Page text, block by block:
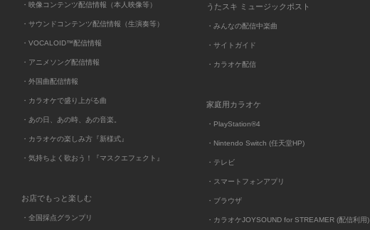
・映像コンテンツ配信情報（本人映像等）
・サウンドコンテンツ配信情報（生演奏等）
・VOCALOID™配信情報
・アニメソング配信情報
・外国曲配信情報
・カラオケで盛り上がる曲
・あの日、あの時、あの音楽。
・カラオケの楽しみ方『新様式』
・気持ちよく歌おう！『マスクエフェクト』
お店でもっと楽しむ
・全国採点グランプリ
うたスキ ミュージックポスト
・みんなの配信中楽曲
・サイトガイド
・カラオケ配信
家庭用カラオケ
・PlayStation®4
・Nintendo Switch (任天堂HP)
・テレビ
・スマートフォンアプリ
・ブラウザ
・カラオケJOYSOUND for STREAMER (配信利用)